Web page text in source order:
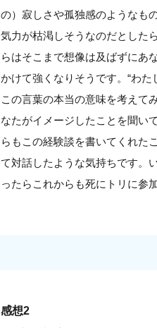
の）寂しさや孤独感のようなも
気力が枯渇しそうなのだとした
らはそこまで想像は及ばずにあ
かけて強くなりそうです。“わ
この言葉の本当の意味を考えて
なたがイメージしたことを聞い
らもこの経験談を書いてくれた
て対話したような気持ちです。
ったらこれからも死にトリに参
感想2